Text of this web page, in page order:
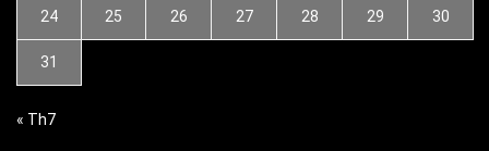
24 25 26 27 28 29 30
31
« Th7